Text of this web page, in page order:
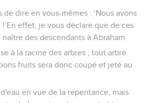
de dire en vous-mêmes : ‘Nous avons
effet, je vous déclare que de ces
des descendants à Abraham.
à la racine des arbres ; tout arbre
fruits sera donc coupé et jeté au
en vue de la repentance, mais